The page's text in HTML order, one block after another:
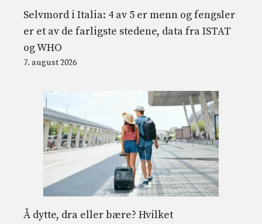
Selvmord i Italia: 4 av 5 er menn og fengsler
er et av de farligste stedene, data fra ISTAT
og WHO
7. august 2026
Å dytte, dra eller bære? Hvilket